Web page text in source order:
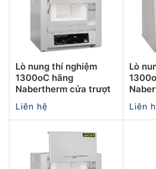
Lò nung thí nghiệm
1300oC hãng
Nabertherm cửa trượt
Liên hệ
Lò
Liên